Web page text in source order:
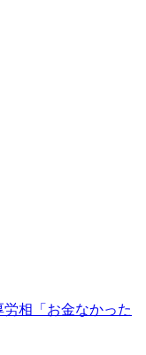
相「お金なかった